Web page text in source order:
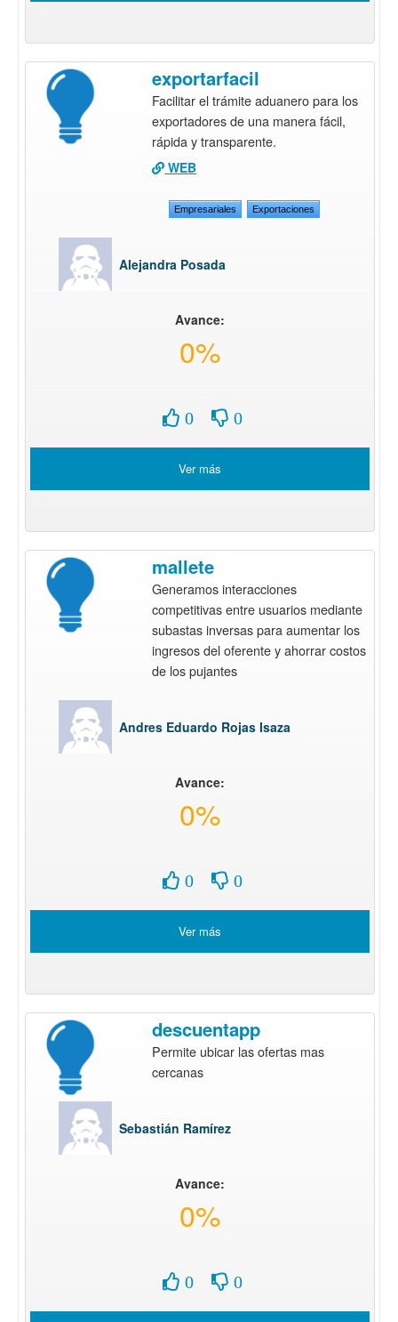
exportarfacil
Facilitar el trámite aduanero para los
exportadores de una manera fácil,
rápida y transparente.
WEB
Empresariales Exportaciones
Alejandra Posada
Avance:
0%
0 0
Ver más
mallete
Generamos interacciones
competitivas entre usuarios mediante
subastas inversas para aumentar los
ingresos del oferente y ahorrar costos
de los pujantes
Andres Eduardo Rojas Isaza
Avance:
0%
0 0
Ver más
descuentapp
Permite ubicar las ofertas mas
cercanas
Sebastián Ramírez
Avance:
0%
0 0